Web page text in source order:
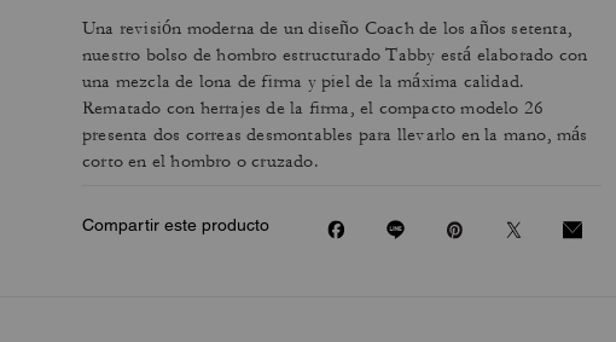
Una revisión moderna de un diseño Coach de los años setenta,
nuestro bolso de hombro estructurado Tabby está elaborado con
una mezcla de lona de firma y piel de la máxima calidad.
Rematado con herrajes de la firma, el compacto modelo 26
presenta dos correas desmontables para llevarlo en la mano, más
corto en el hombro o cruzado.
Compartir este producto